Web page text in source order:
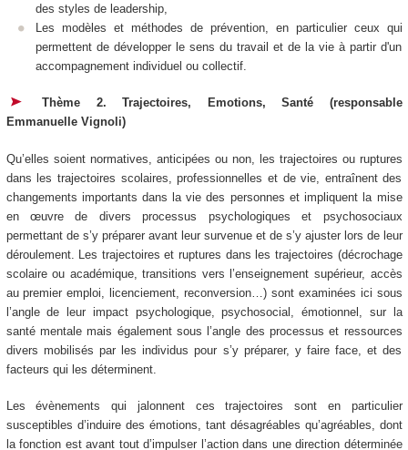
des styles de leadership,
Les modèles et méthodes de prévention, en particulier ceux qui
permettent de développer le sens du travail et de la vie à partir d'un
accompagnement individuel ou collectif.
Thème 2. Trajectoires, Emotions, Santé (responsable
Emmanuelle Vignoli)
Qu’elles soient normatives, anticipées ou non, les trajectoires ou ruptures
dans les trajectoires scolaires, professionnelles et de vie, entraînent des
changements importants dans la vie des personnes et impliquent la mise
en œuvre de divers processus psychologiques et psychosociaux
permettant de s’y préparer avant leur survenue et de s’y ajuster lors de leur
déroulement. Les trajectoires et ruptures dans les trajectoires (décrochage
scolaire ou académique, transitions vers l’enseignement supérieur, accès
au premier emploi, licenciement, reconversion…) sont examinées ici sous
l’angle de leur impact psychologique, psychosocial, émotionnel, sur la
santé mentale mais également sous l’angle des processus et ressources
divers mobilisés par les individus pour s’y préparer, y faire face, et des
facteurs qui les déterminent.
Les évènements qui jalonnent ces trajectoires sont en particulier
susceptibles d’induire des émotions, tant désagréables qu’agréables, dont
la fonction est avant tout d’impulser l’action dans une direction déterminée